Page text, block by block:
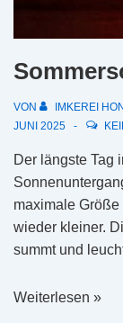
VON IMKEREI
JUNI 2025
Der längste Tag
maximale
wieder kleiner.
summt und
Weiterlesen »